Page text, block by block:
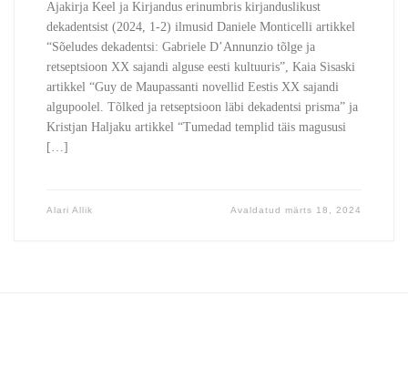
Ajakirja Keel ja Kirjandus erinumbris kirjanduslikust
dekadentsist (2024, 1-2) ilmusid Daniele Monticelli artikkel
“Sõeludes dekadentsi: Gabriele D’Annunzio tõlge ja
retseptsioon XX sajandi alguse eesti kultuuris”, Kaia Sisaski
artikkel “Guy de Maupassanti novellid Eestis XX sajandi
algupoolel. Tõlked ja retseptsioon läbi dekadentsi prisma” ja
Kristjan Haljaku artikkel “Tumedad templid täis magususi
[…]
Alari Allik Avaldatudmärts 18, 2024